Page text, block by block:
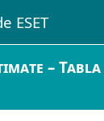
– Tabla